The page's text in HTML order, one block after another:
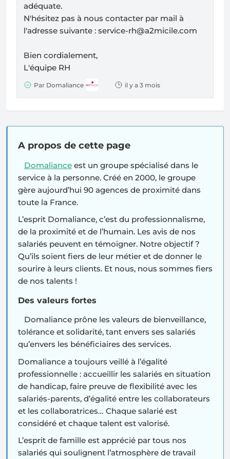
adéquate.
N'hésitez pas à nous contacter par mail à
l'adresse suivante : service-rh@a2micile.com
Bien cordialement,
L'équipe RH
Par Domaliance il y a 3 mois
A propos de cette page
Domaliance est un groupe spécialisé dans le
service à la personne. Créé en 2000, le groupe
gère aujourd’hui 90 agences de proximité dans
toute la France.
L’esprit Domaliance, c’est du professionnalisme,
de la proximité et de l’humain. Les avis de nos
salariés peuvent en témoigner. Notre objectif ?
Qu’ils soient fiers de leur métier et de donner le
sourire à leurs clients. Et nous, nous sommes fiers
de nos talents !
Des valeurs fortes
Domaliance prône les valeurs de bienveillance,
tolérance et solidarité, tant envers ses salariés
qu’envers les bénéficiaires des services.
Domaliance a toujours veillé à l’égalité
professionnelle : accueillir les salariés en situation
de handicap, faire preuve de flexibilité avec les
salariés-parents, d’égalité entre les collaborateurs
et les collaboratrices… Chaque salarié est
considéré et chaque talent est valorisé.
L’esprit de famille est apprécié par tous nos
salariés qui soulignent l’atmosphère de travail